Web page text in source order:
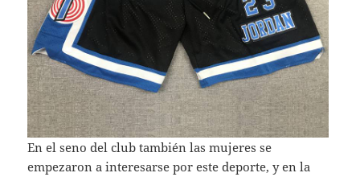
En el seno del club también las mujeres se
empezaron a interesarse por este deporte, y en la